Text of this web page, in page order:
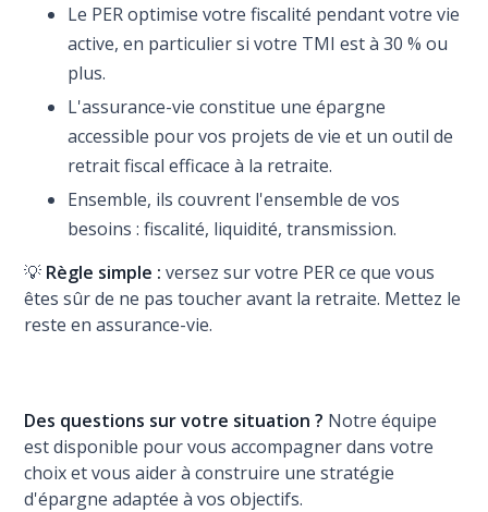
Le PER optimise votre fiscalité pendant votre vie
active, en particulier si votre TMI est à 30 % ou
plus.
L'assurance-vie constitue une épargne
accessible pour vos projets de vie et un outil de
retrait fiscal efficace à la retraite.
Ensemble, ils couvrent l'ensemble de vos
besoins : fiscalité, liquidité, transmission.
💡 Règle simple : versez sur votre PER ce que vous
êtes sûr de ne pas toucher avant la retraite. Mettez le
reste en assurance-vie.
Des questions sur votre situation ? Notre équipe
est disponible pour vous accompagner dans votre
choix et vous aider à construire une stratégie
d'épargne adaptée à vos objectifs.